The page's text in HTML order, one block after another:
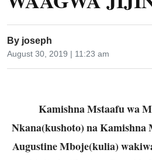
By joseph
August 30, 2019 | 11:23 am
Kamishna Mstaafu wa
Nkana(kushoto) na Kamishna
Augustine Mboje(kulia)